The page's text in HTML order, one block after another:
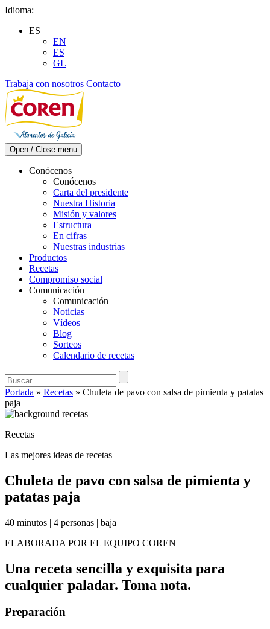
Skip
content
Idioma:
ES
EN
ES
GL
Trabaja con nosotros Contacto
Open / Close menu
Conócenos
Conócenos
Carta del presidente
Nuestra Historia
Misión y valores
Estructura
En cifras
Nuestras industrias
Productos
Recetas
Compromiso social
Comunicación
Comunicación
Noticias
Vídeos
Blog
Sorteos
Calendario de recetas
Portada » Recetas » Chuleta de pavo con salsa de pimienta y patatas
paja
Recetas
Las mejores ideas de recetas
Chuleta de pavo con salsa de pimienta y
patatas paja
40 minutos | 4 personas | baja
ELABORADA POR EL EQUIPO COREN
Una receta sencilla y exquisita para
cualquier paladar. Toma nota.
Preparación